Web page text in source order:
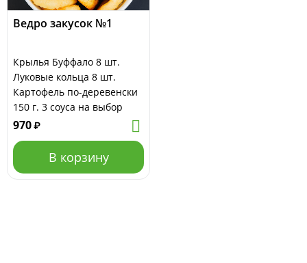
Ведро закусок №1
Крылья Буффало 8 шт.
Луковые кольца 8 шт.
Картофель по-деревенски
150 г. 3 соуса на выбор
970₽
В корзину